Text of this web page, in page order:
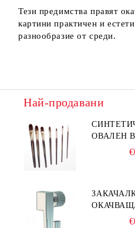
Тези предимства правят
картини практичен и
разнообразие от среди.
Най-продавани
ОВАЛЕН